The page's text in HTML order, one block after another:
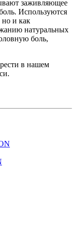
заживляющее
Используются
но и как
натуральных
боль,
в нашем